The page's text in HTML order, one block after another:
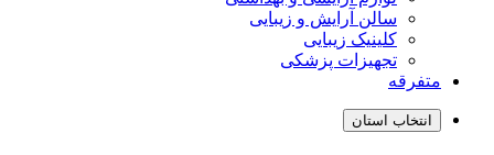
سالن آرایش و زیبایی
کلینیک زیبایی
تجهیزات پزشکی
متفرقه
انتخاب استان